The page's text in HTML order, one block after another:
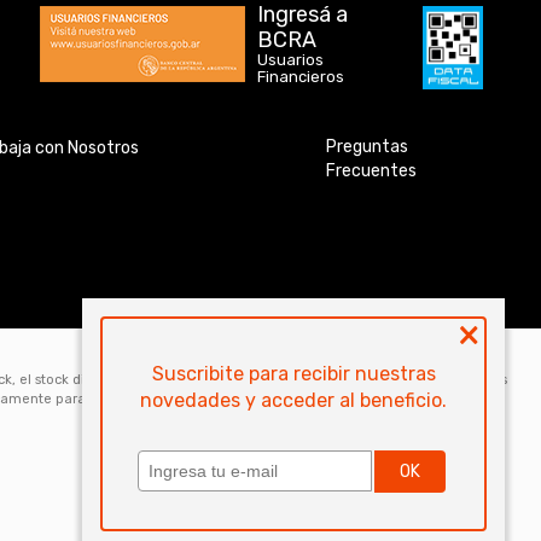
Ingresá a
BCRA
Usuarios
Financieros
con Nosotros
Preguntas
Frecuentes
×
Suscribite para recibir nuestras
novedades y acceder al beneficio.
OK
el stock disponible para la venta web de cada código es de 5 unidades. Los
para la compra online. Las especificaciones técnicas y descripciones